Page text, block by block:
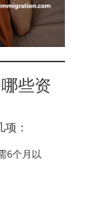
些资
：
6个月以